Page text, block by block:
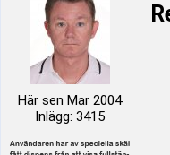
Här sen Mar 2004
Inlägg: 3415